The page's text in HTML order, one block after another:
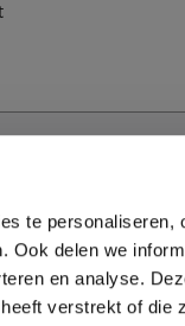
te
Ook delen we
en analyse.
verstrekt of die